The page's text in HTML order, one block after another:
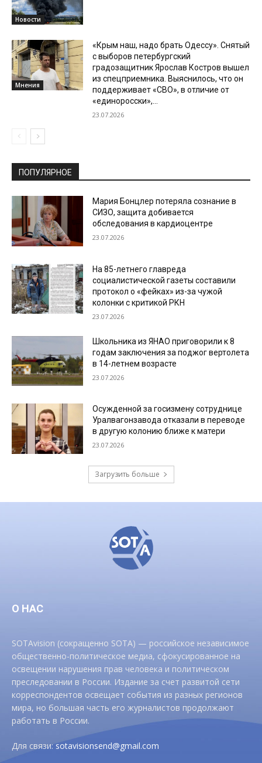
Новости
Мнения
«Крым наш, надо брать Одессу». Снятый
с выборов петербургский
градозащитник Ярослав Костров вышел
из спецприемника. Выяснилось, что он
поддерживает «СВО», в отличие от
«единоросски»,...
23.07.2026
ПОПУЛЯРНОЕ
Мария Бонцлер потеряла сознание в
СИЗО, защита добивается
обследования в кардиоцентре
23.07.2026
На 85-летнего главреда
социалистической газеты составили
протокол о «фейках» из-за чужой
колонки с критикой РКН
23.07.2026
Школьника из ЯНАО приговорили к 8
годам заключения за поджог вертолета
в 14-летнем возрасте
23.07.2026
Осужденной за госизмену сотруднице
Уралвагонзавода отказали в переводе
в другую колонию ближе к матери
23.07.2026
Загрузить больше
О НАС
SOTAvision (сокращенно SOTA) — российское независимое
общественно-политическое медиа, сфокусированное на
освещении нарушения прав человека и политическом
преследовании в России. Издание за счет развитой сети
корреспондентов освещает события из разных регионов
мира, но большая часть его журналистов продолжают
работать в России.
Для связи:sotavisionsend@gmail.com